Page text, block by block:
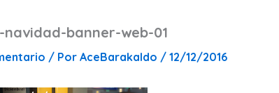
banner-web-01
/ Por AceBarakaldo / 12/12/2016